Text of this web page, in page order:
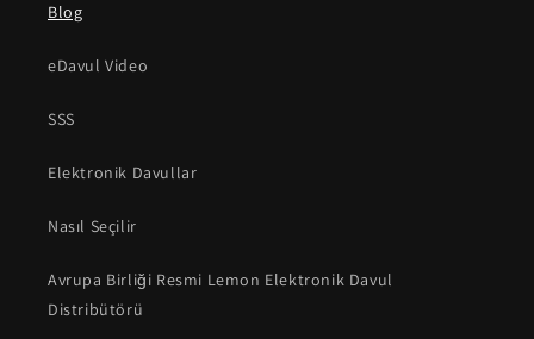
Blog
eDavul Video
SSS
Elektronik Davullar
Nasıl Seçilir
Avrupa Birliği Resmi Lemon Elektronik Davul
Distribütörü